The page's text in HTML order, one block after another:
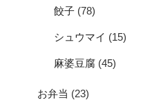
餃子 (78)
シュウマイ (15)
麻婆豆腐 (45)
お弁当 (23)